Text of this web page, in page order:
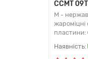
CCMT
M -
жароміцні
пластини: